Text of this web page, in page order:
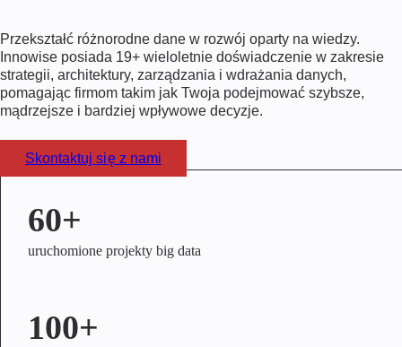
Przekształć różnorodne dane w rozwój oparty na wiedzy.
Innowise posiada 19+ wieloletnie doświadczenie w zakresie
strategii, architektury, zarządzania i wdrażania danych,
pomagając firmom takim jak Twoja podejmować szybsze,
mądrzejsze i bardziej wpływowe decyzje.
Skontaktuj się z nami
60+
uruchomione projekty big data
100+